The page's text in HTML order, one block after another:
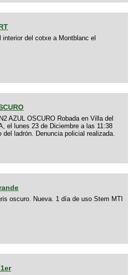
interior del cotxe a Montblanc el
AZUL OSCURO Robada en Villa del
el lunes 23 de Diciembre a las 11:38
del ladrón. Denuncia policial realizada.
oscuro. Nueva. 1 día de uso Stem MTI